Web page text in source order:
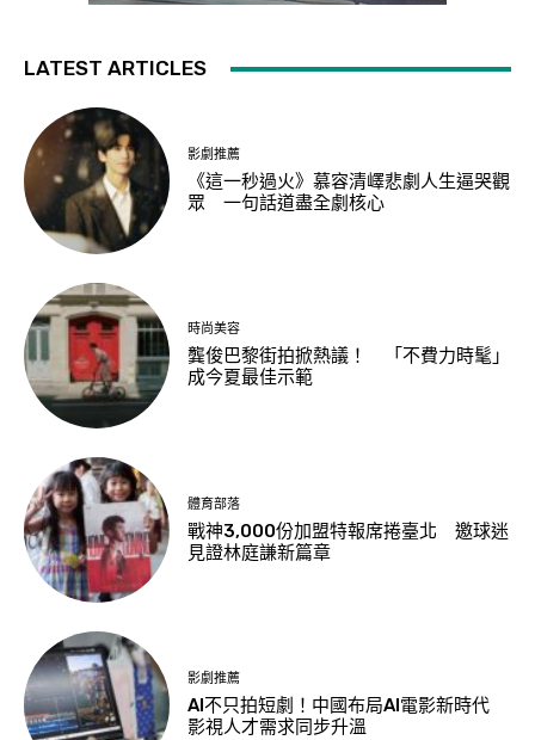
LATEST ARTICLES
影劇推薦
《這一秒過火》慕容清嶧悲劇人生逼哭觀
眾 一句話道盡全劇核心
時尚美容
龔俊巴黎街拍掀熱議！ 「不費力時髦」
成今夏最佳示範
體育部落
戰神3,000份加盟特報席捲臺北 邀球迷
見證林庭謙新篇章
影劇推薦
AI不只拍短劇！中國布局AI電影新時代
影視人才需求同步升溫